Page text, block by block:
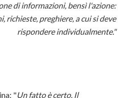
di informazioni, bensì l'azione:
richieste, preghiere, a cui si deve
rispondere individualmente."
"Un fatto è certo. Il